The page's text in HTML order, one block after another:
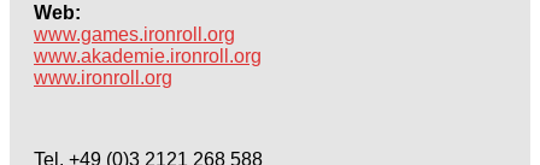
Web:
www.games.ironroll.org
www.akademie.ironroll.org
www.ironroll.org
Tel. +49 (0)3 2121 268 588